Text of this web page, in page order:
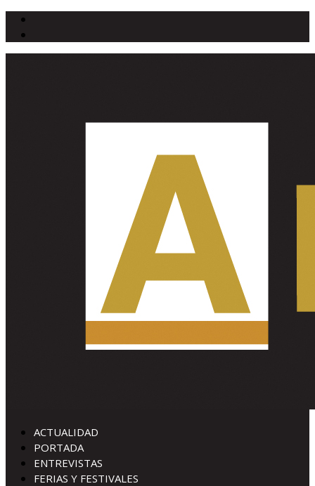
ACTUALIDAD
PORTADA
ENTREVISTAS
FERIAS Y FESTIVALES